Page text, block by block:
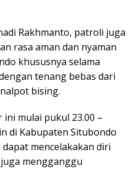
Rakhmanto, patroli juga
rasa aman dan nyaman
khususnya selama
tenang bebas dari
bising.
mulai pukul 23.00 –
di Kabupaten Situbondo
mencelakakan diri
mengganggu